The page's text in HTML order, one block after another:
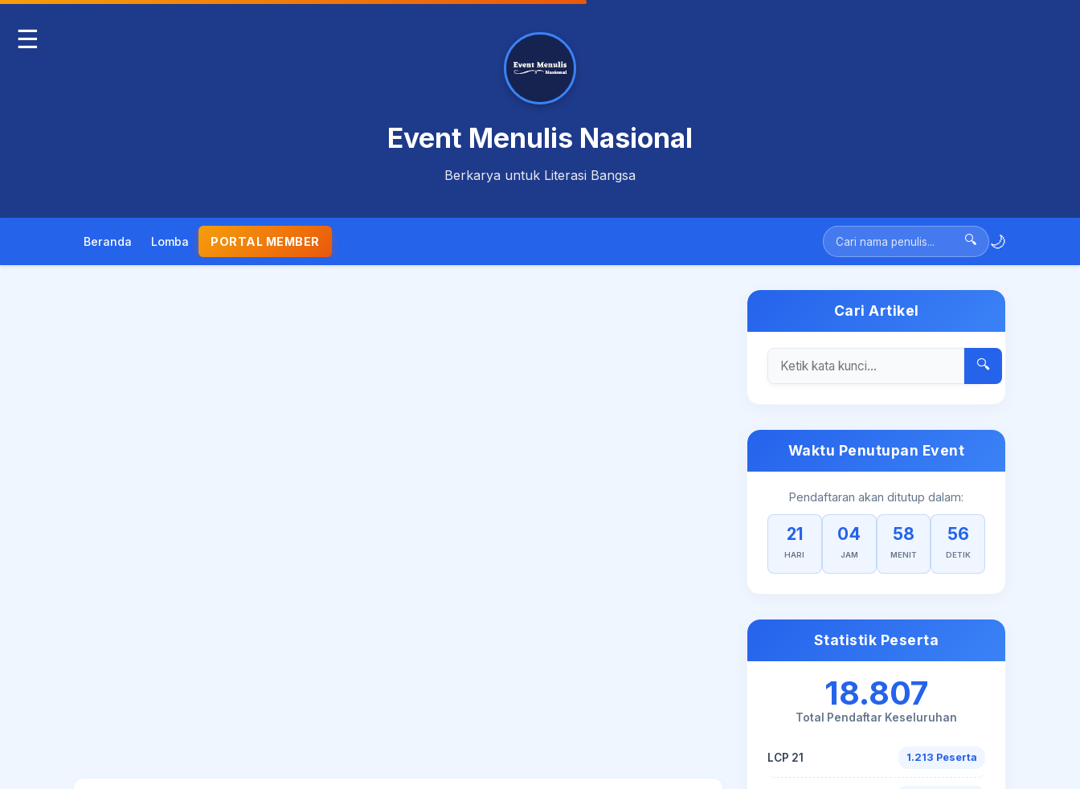
☰
Event Menulis Nasional
Berkarya untuk Literasi Bangsa
Beranda Lomba PORTAL MEMBER 🔍 🌙
Cari Artikel
🔍
Waktu Penutupan Event
Pendaftaran akan ditutup dalam:
21
HARI
04
JAM
58
MENIT
55
DETIK
Statistik Peserta
18.807
Total Pendaftar Keseluruhan
LCP 21 1.213 Peserta